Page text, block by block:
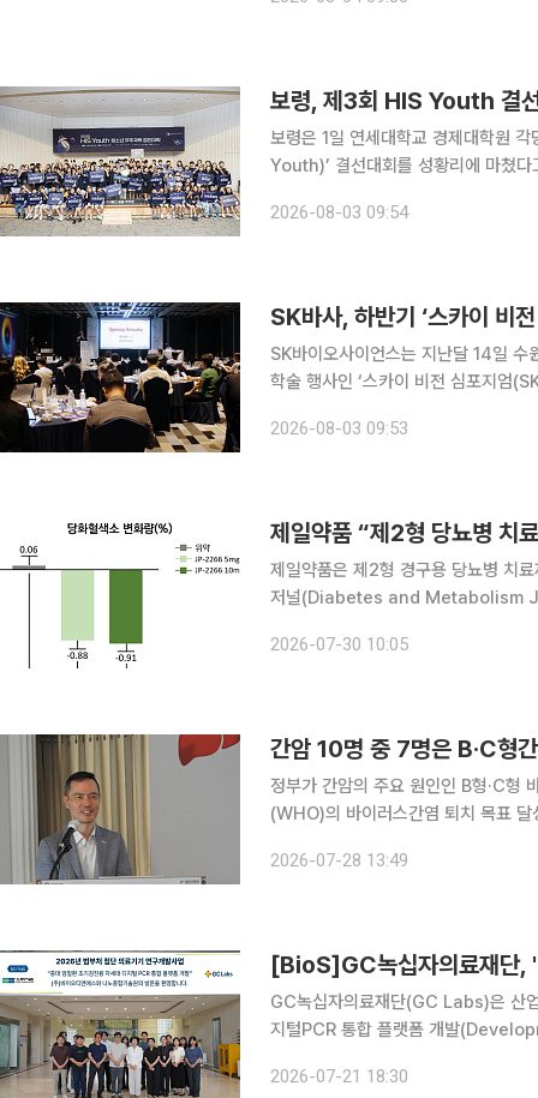
부가 지원하는 ‘2026년도 연구중심
보령, 제3회 HIS Youth 결
보령은 1일 연세대학교 경제대학원
Youth)’ 결선대회를 성황리에 마쳤다고 3일 밝혔다. HIS Youth는 보
다. 올해로 세 번째를 맞은 이번 대회
2026-08-03 09:54
SK바사, 하반기 ‘스카이 비
SK바이오사이언스는 지난달 14일
학술 행사인 ‘스카이 비전 심포지엄
(RSV) 예방항체의약품 베이포투스의
2026-08-03 09:53
제일약품 “제2형 당뇨병 치
제일약품은 제2형 경구용 당뇨병 치료제
저널(Diabetes and Metabolism
포도당 재흡수를 억제하는
2026-07-30 10:05
간암 10명 중 7명은 B·C형
정부가 간암의 주요 원인인 B형·C형
(WHO)의 바이러스간염 퇴치 목표 달성에 박차를
2026-07-28 13:49
[BioS]GC녹십자의료재단,
GC녹십자의료재단(GC Labs)은 산
지털PCR 통합 플랫폼 개발
고 21일 밝
2026-07-21 18:30